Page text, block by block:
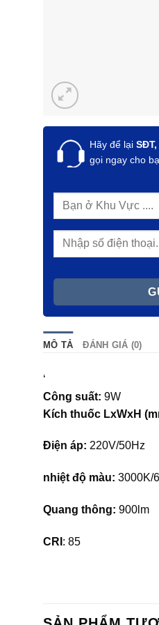
Hãy để lại
gọi ngay cho
MÔ TẢ ĐÁNH GIÁ (0)
‘
Công suất: 9W
Kích thuốc LxWxH
Điện áp: 220V/50Hz
nhiệt độ màu: 3000K/
Quang thông: 900lm
CRI : 85